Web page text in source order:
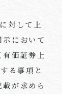
対して上
において
価証券上
る事項と
が求めら